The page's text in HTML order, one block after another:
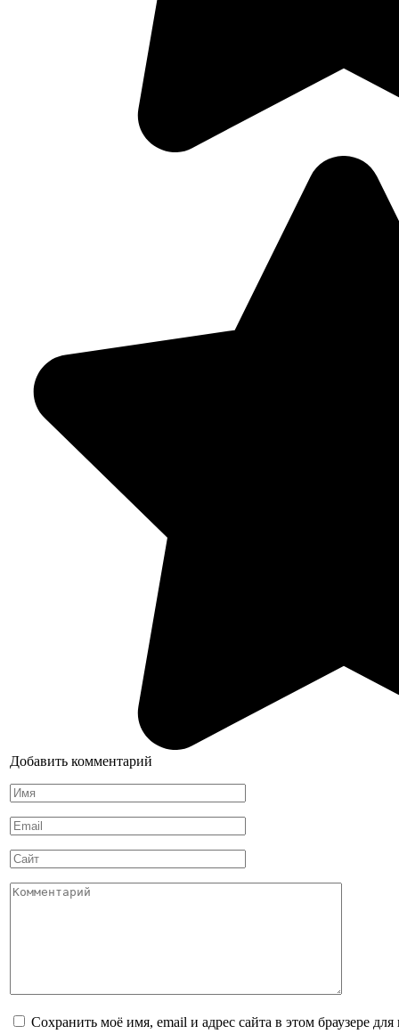
Добавить комментарий
Имя
*
Email
*
Сайт
Комментарий
Сохранить моё имя, email и адрес сайта в этом браузере